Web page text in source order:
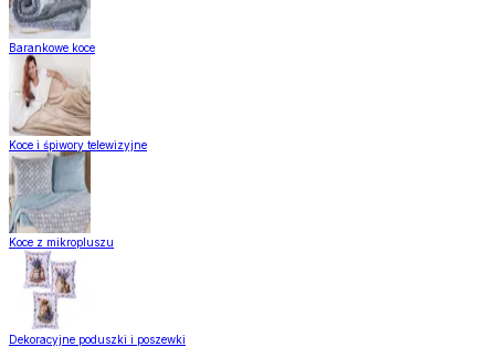
Barankowe koce
Koce i śpiwory telewizyjne
Koce z mikropluszu
Dekoracyjne poduszki i poszewki